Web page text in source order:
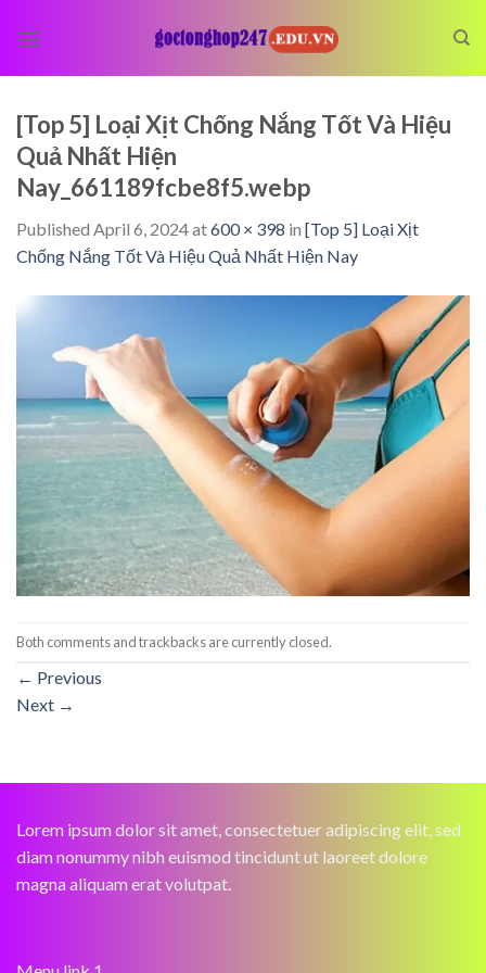
[Top 5] Loại Xịt Chống Nắng Tốt Và Hiệu
Quả Nhất Hiện
Nay_661189fcbe8f5.webp
Published April 6, 2024at600 × 398 in [Top 5] Loại Xịt
Chống Nắng Tốt Và Hiệu Quả Nhất Hiện Nay
Both comments and trackbacks are currently closed.
← Previous
Next →
Lorem ipsum dolor sit amet, consectetuer adipiscing elit, sed
diam nonummy nibh euismod tincidunt ut laoreet dolore
magna aliquam erat volutpat.